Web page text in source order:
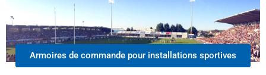
Armoires de commande pour installations sportives